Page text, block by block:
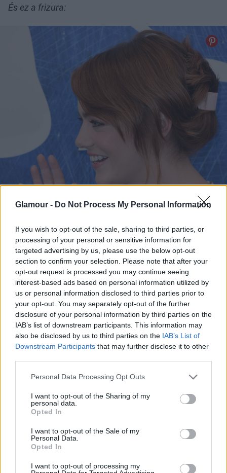
Glamour - Do Not Process My Personal Information
If you wish to opt-out of the sale, sharing to third parties, or
processing of your personal or sensitive information for
targeted advertising by us, please use the below opt-out
section to confirm your selection. Please note that after your
opt-out request is processed you may continue seeing
interest-based ads based on personal information utilized by
us or personal information disclosed to third parties prior to
your opt-out. You may separately opt-out of the further
disclosure of your personal information by third parties on the
IAB’s list of downstream participants. This information may
also be disclosed by us to third parties on the IAB’s List of
Downstream Participants that may further disclose it to other
Please note that this website/app uses one or more Google
not limited to your visit or usage behaviour. You may click to
grant or deny consent to Google and its third-party tags to
use your data for below specified purposes in below Google
consent section.
Personal Data Processing Opt Outs
I want to opt-out of the Sharing of my
personal data.
Opted In
I want to opt-out of the Sale of my
Personal Data.
Opted In
I want to opt-out of processing my
És ez a frizura:
emma stone, velence, filmfesztivál, velencei filmfesztivál,
vörös szőnyeg, la la land, film, premier, giambattista valli,
versace, jazz, jazz korszak
Az esti ünnepélyes premierre persze teljesen más
az outfitje is telitalálat. Mi sem tökéletesebb